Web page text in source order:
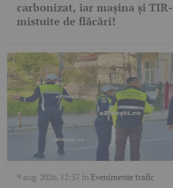
carbonizat, iar mașina și
mistuite de flăcări!
9 aug. 2026, 12:57în Evenimente trafic